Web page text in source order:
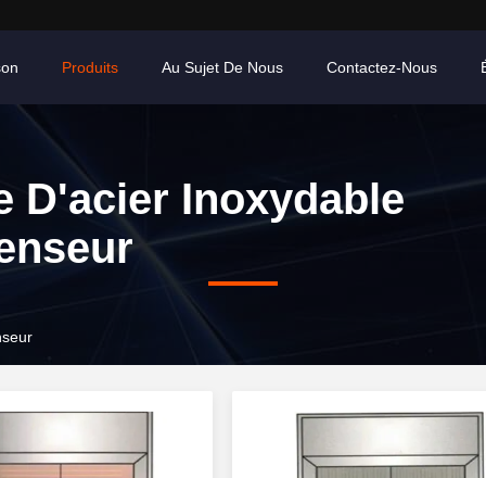
Produits Au Sujet De Nous Contactez-Nous
D'acier Inoxydable